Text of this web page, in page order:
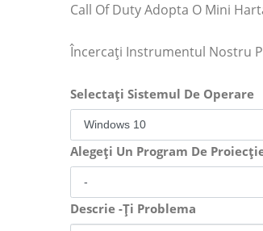
Call Of Duty Adopta O Mini
Încercați Instrumentul Nostru
Selectați Sistemul De Operare
Alegeți Un Program De
Descrie -Ți Problema